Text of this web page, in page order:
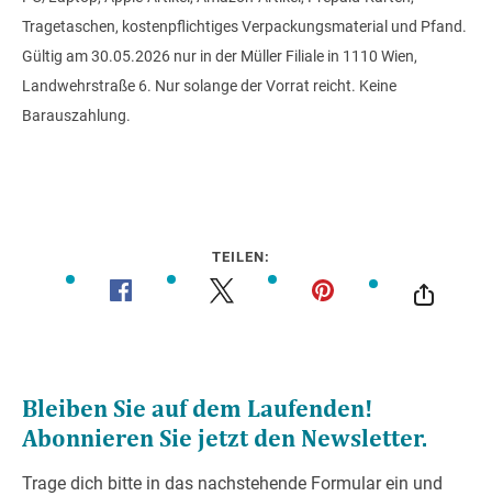
Tragetaschen, kostenpflichtiges Verpackungsmaterial und Pfand.
Gültig am 30.05.2026 nur in der Müller Filiale in 1110 Wien,
Landwehrstraße 6. Nur solange der Vorrat reicht. Keine
Barauszahlung.
TEILEN: